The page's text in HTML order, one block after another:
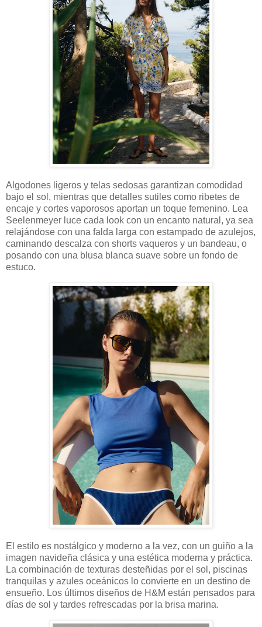
Algodones ligeros y telas sedosas garantizan comodidad
bajo el sol, mientras que detalles sutiles como ribetes de
encaje y cortes vaporosos aportan un toque femenino. Lea
Seelenmeyer luce cada look con un encanto natural, ya sea
relajándose con una falda larga con estampado de azulejos,
caminando descalza con shorts vaqueros y un bandeau, o
posando con una blusa blanca suave sobre un fondo de
estuco.
El estilo es nostálgico y moderno a la vez, con un guiño a la
imagen navideña clásica y una estética moderna y práctica.
La combinación de texturas desteñidas por el sol, piscinas
tranquilas y azules oceánicos lo convierte en un destino de
ensueño. Los últimos diseños de H&M están pensados ​​para
días de sol y tardes refrescadas por la brisa marina.